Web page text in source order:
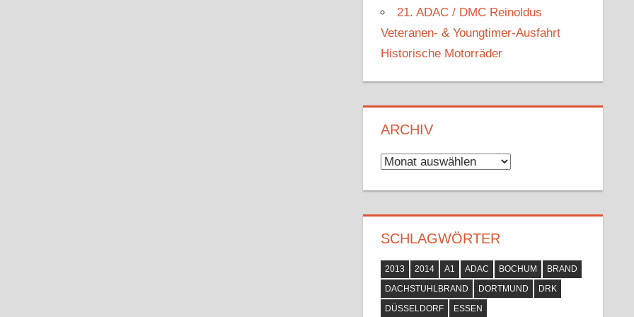
21. ADAC / DMC Reinoldus
Veteranen- & Youngtimer-Ausfahrt
Historische Motorräder
ARCHIV
Archiv
SCHLAGWÖRTER
2013 2014 A1 ADAC BOCHUM
BRAND
DACHSTUHLBRAND
DORTMUND
DRK
DÜSSELDORF
ESSEN